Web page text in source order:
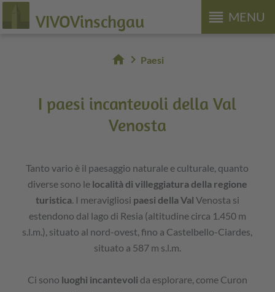
reorder MENU
VIVOVinschgau
home chevron_right Paesi
I paesi incantevoli della Val
Venosta
Tanto vario è il paesaggio naturale e culturale, quanto
diverse sono le località di villeggiatura della regione
turistica. I meravigliosi paesi della Val Venosta si
estendono dal lago di Resia (altitudine circa 1.450 m
s.l.m.), situato al nord-ovest, fino a Castelbello-Ciardes,
situato a 587 m s.l.m.
Ci sono luoghi incantevoli da esplorare, come Curon